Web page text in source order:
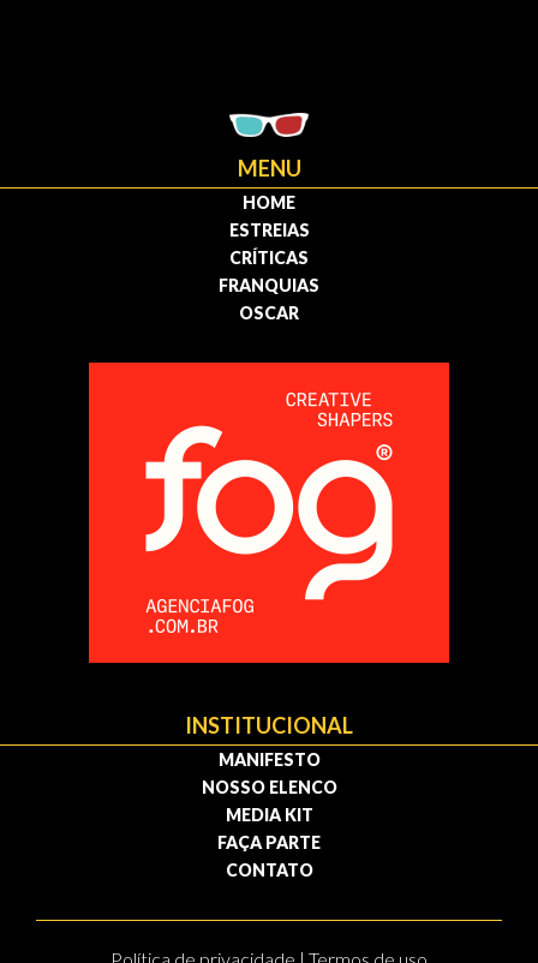
MENU
HOME
ESTREIAS
CRÍTICAS
FRANQUIAS
OSCAR
INSTITUCIONAL
MANIFESTO
NOSSO ELENCO
MEDIA KIT
FAÇA PARTE
CONTATO